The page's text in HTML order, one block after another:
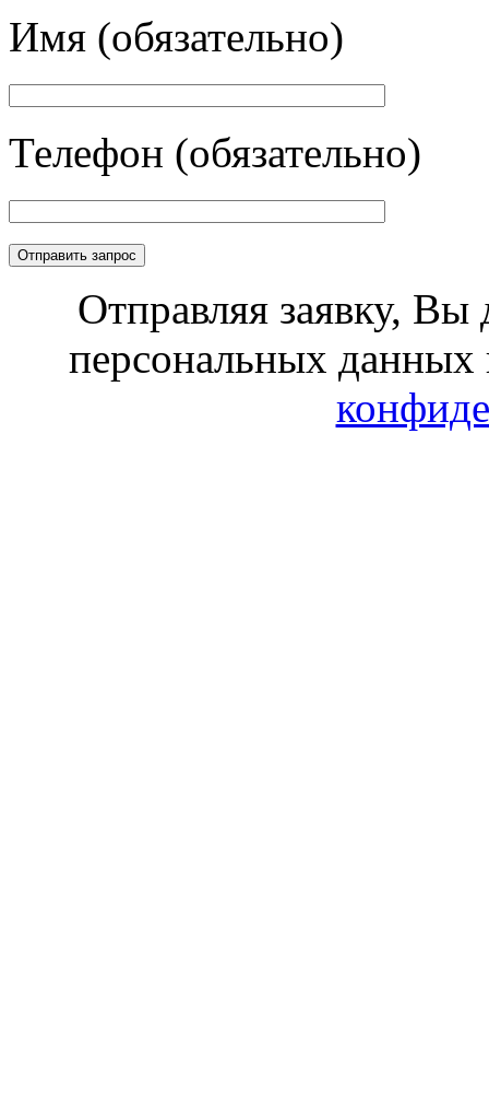
Имя (обязательно)
Телефон (обязательно)
Отправляя заявку, Вы
персональных данных